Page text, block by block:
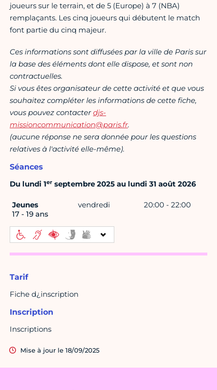
joueurs sur le terrain, et de 5 (Europe) à 7 (NBA)
remplaçants. Les cinq joueurs qui débutent le match
font partie du cinq majeur.
Ces informations sont diffusées par la ville de Paris sur
la base des éléments dont elle dispose, et sont non
contractuelles.
Si vous êtes organisateur de cette activité et que vous
souhaitez compléter les informations de cette fiche,
vous pouvez contacterdjs-
missioncommunication@paris.fr.
(aucune réponse ne sera donnée pour les questions
relatives à l'activité elle-même).
Séances
Du lundi 1er septembre 2025 au lundi 31 août 2026
Jeunes
17 - 19 ans
vendredi 20:00 - 22:00
Tarif
Fiche d¿inscription
Inscription
Inscriptions
Mise à jour le 18/09/2025